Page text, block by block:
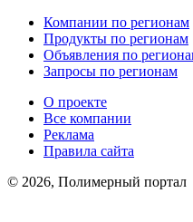
Компании по регионам
Продукты по регионам
Объявления по
Запросы по регионам
О проекте
Все компании
Реклама
Правила сайта
© 2026, Полимерный портал